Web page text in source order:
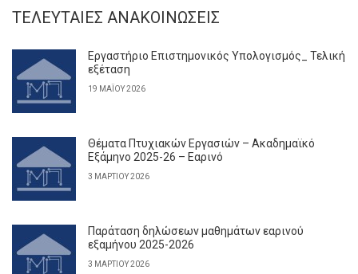
ΤΕΛΕΥΤΑΊΕΣ ΑΝΑΚΟΙΝΏΣΕΙΣ
Εργαστήριο Επιστημονικός Υπολογισμός_ Τελική
εξέταση
19 ΜΑΪ́ΟΥ 2026
Θέματα Πτυχιακών Εργασιών – Ακαδημαϊκό
Εξάμηνο 2025-26 – Εαρινό
3 ΜΑΡΤΊΟΥ 2026
Παράταση δηλώσεων μαθημάτων εαρινού
εξαμήνου 2025-2026
3 ΜΑΡΤΊΟΥ 2026